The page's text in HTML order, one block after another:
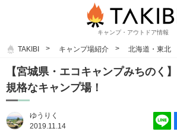
キャンプ・アウトドア情報
TAKIBI キャンプ場紹介 北海道・東北
【宮城県・エコキャンプみちのく
規格なキャンプ場！
ゆうりく
2019.11.14